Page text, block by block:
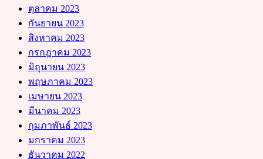
ตุลาคม 2023
กันยายน 2023
สิงหาคม 2023
กรกฎาคม 2023
มิถุนายน 2023
พฤษภาคม 2023
เมษายน 2023
มีนาคม 2023
กุมภาพันธ์ 2023
มกราคม 2023
ธันวาคม 2022